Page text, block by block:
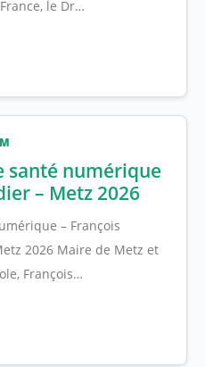
le Dr…
santé numérique
– Metz 2026
– François
2026 Maire de Metz et
François…